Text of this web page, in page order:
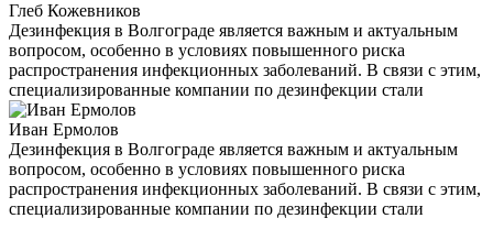
Глеб Кожевников
Дезинфекция в Волгограде является важным и актуальным
вопросом, особенно в условиях повышенного риска
распространения инфекционных заболеваний. В связи с этим,
специализированные компании по дезинфекции стали
Иван Ермолов
Дезинфекция в Волгограде является важным и актуальным
вопросом, особенно в условиях повышенного риска
распространения инфекционных заболеваний. В связи с этим,
специализированные компании по дезинфекции стали